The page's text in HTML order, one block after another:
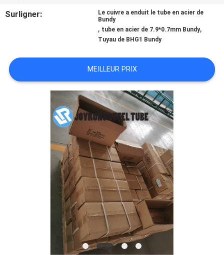
DEMANDEZ
PLAN
POLITIQUE
MATIÈRE
PROTECTION
Surligner:
Le cuivre a enduit le tube en acier de
Bundy
, tube en acier de 7.9*0.7mm Bundy,
Tuyau de BHG1 Bundy
MEILLEUR PRIX